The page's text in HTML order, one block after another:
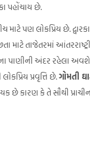
પહોંચાય છે.
માટે પણ લોકપ્રિય છે.
માટે તાજેતરમાં
પાણીની અંદર રહેલા
પ્રવૃત્તિ છે.ગોમતી
કારણ કે તે સૌથી